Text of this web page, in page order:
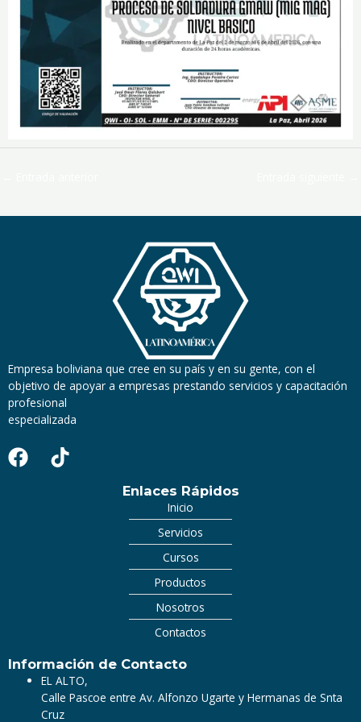
Empresa boliviana que cree en su país y en su gente, con el
objetivo de apoyar a empresas prestando servicios y capacitación
profesional
especializada
Enlaces Rápidos
Inicio
Servicios
Cursos
Productos
Nosotros
Contactos
Información de Contacto
EL ALTO,
Calle Pascoe entre Av. Alfonzo Ugarte y Hermanas de Snta
Cruz